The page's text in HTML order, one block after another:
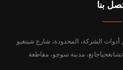
بنا
الشركة، المحدودة، شارع شينغيو
مدينة سوجو، مقاطعة